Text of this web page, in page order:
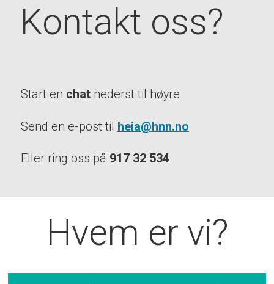
Kontakt oss?
Start en chatnederst til høyre
Send en e-post til heia@hnn.no
Eller ring oss på 917 32 534
Hvem er vi?